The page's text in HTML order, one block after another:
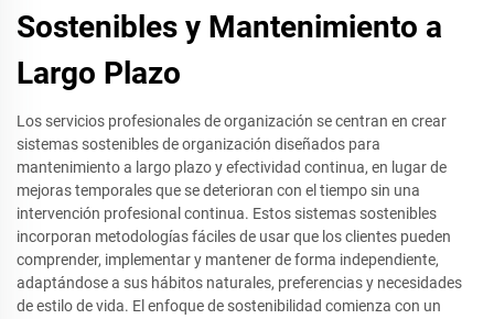
Sostenibles y Mantenimiento a
Largo Plazo
Los servicios profesionales de organización se centran en crear
sistemas sostenibles de organización diseñados para
mantenimiento a largo plazo y efectividad continua, en lugar de
mejoras temporales que se deterioran con el tiempo sin una
intervención profesional continua. Estos sistemas sostenibles
incorporan metodologías fáciles de usar que los clientes pueden
comprender, implementar y mantener de forma independiente,
adaptándose a sus hábitos naturales, preferencias y necesidades
de estilo de vida. El enfoque de sostenibilidad comienza con un